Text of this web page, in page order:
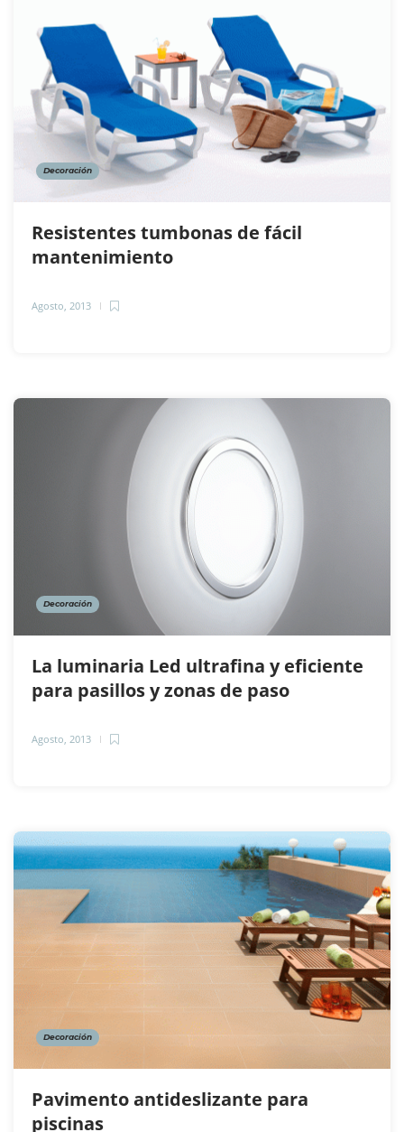
Decoración
Resistentes tumbonas de fácil
mantenimiento
Agosto, 2013
Decoración
La luminaria Led ultrafina y eficiente
para pasillos y zonas de paso
Agosto, 2013
Decoración
Pavimento antideslizante para
piscinas